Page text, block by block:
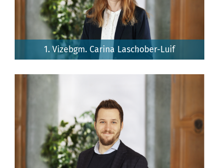
1. Vizebgm. Carina Laschober-Luif